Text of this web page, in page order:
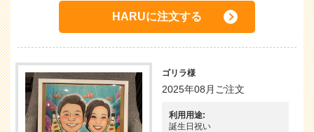
HARUに注文する
ゴリラ様
2025年08月ご注文
利用用途:
誕生日祝い